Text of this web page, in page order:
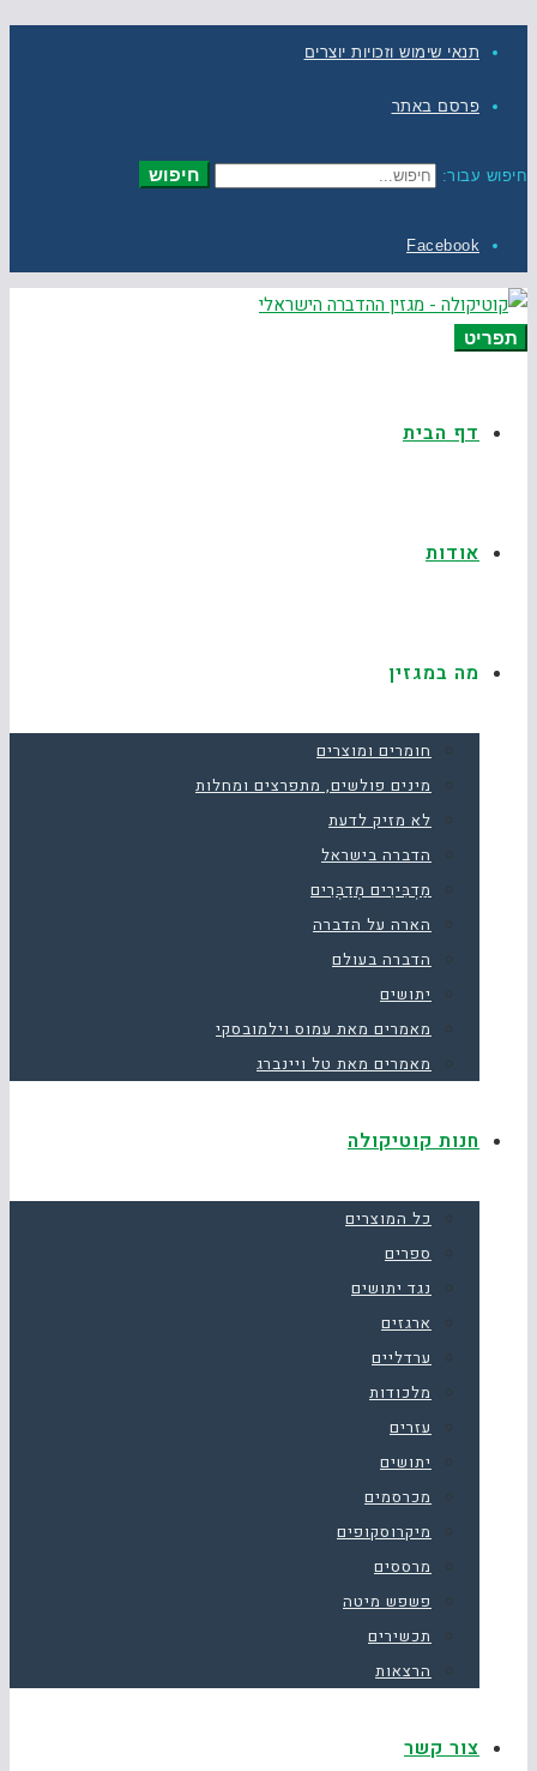
תנאי שימוש וזכויות יוצרים
פרסם באתר
חיפוש עבור: חיפוש
Facebook
תפריט
דף הבית
אודות
מה במגזין
חומרים ומוצרים
מינים פולשים, מתפרצים ומחלות
לא מזיק לדעת
הדברה בישראל
מַדְבִּירִים מְדַבְּרִים
הארה על הדברה
הדברה בעולם
יתושים
מאמרים מאת עמוס וילמובסקי
מאמרים מאת טל ויינברג
חנות קוטיקולה
כל המוצרים
ספרים
נגד יתושים
ארגזים
ערדליים
מלכודות
עזרים
יתושים
מכרסמים
מיקרוסקופים
מרססים
פשפש מיטה
תכשירים
הרצאות
צור קשר